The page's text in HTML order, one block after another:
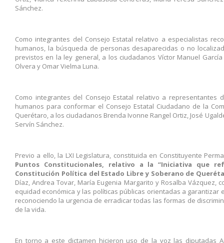
Sánchez.
Como integrantes del Consejo Estatal relativo a especialistas
humanos, la búsqueda de personas desaparecidas o no
previstos en la ley general, a los ciudadanos Víctor Manuel
Olvera y Omar Vielma Luna.
Como integrantes del Consejo Estatal relativo a
humanos para conformar el Consejo Estatal Ciudadano de la
Querétaro, a los ciudadanos Brenda Ivonne Rangel Ortiz, José
Servín Sánchez.
Previo a ello, la LXI Legislatura, constituida en Constituyente
Puntos Constitucionales, relativo a la “Iniciativa que
Constitución Política del Estado Libre y Soberano de
Díaz, Andrea Tovar, María Eugenia Margarito y Rosalba
equidad económica y las políticas públicas orientadas a
reconociendo la urgencia de erradicar todas las formas de
de la vida.
En torno a este dictamen hicieron uso de la voz las diputadas